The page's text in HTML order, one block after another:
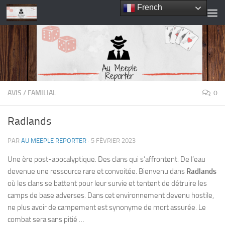
Skip to content
AVIS / FAMILIAL 0
Radlands
PAR AU MEEPLE REPORTER · 5 FÉVRIER 2023
Une ère post-apocalyptique. Des clans qui s’affrontent. De l’eau
devenue une ressource rare et convoitée. Bienvenu dans Radlands
où les clans se battent pour leur survie et tentent de détruire les
camps de base adverses. Dans cet environnement devenu hostile,
ne plus avoir de campement est synonyme de mort assurée. Le
combat sera sans pitié …
French